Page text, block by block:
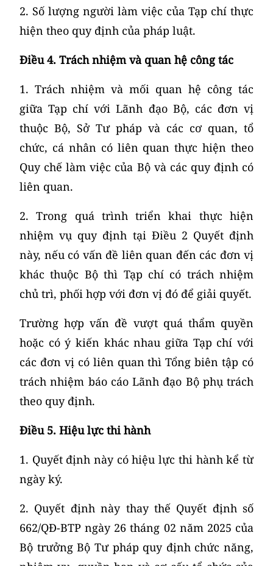
2. Số lượng người làm việc của Tạp chí thực
hiện theo quy định của pháp luật.
Điều 4. Trách nhiệm và quan hệ công tác
1. Trách nhiệm và mối quan hệ công tác
giữa Tạp chí với Lãnh đạo Bộ, các đơn vị
thuộc Bộ, Sở Tư pháp và các cơ quan, tổ
chức, cá nhân có liên quan thực hiện theo
Quy chế làm việc của Bộ và các quy định có
liên quan.
2. Trong quá trình triển khai thực hiện
nhiệm vụ quy định tại Điều 2 Quyết định
này, nếu có vấn đề liên quan đến các đơn vị
khác thuộc Bộ thì Tạp chí có trách nhiệm
chủ trì, phối hợp với đơn vị đó để giải quyết.
Trường hợp vấn đề vượt quá thẩm quyền
hoặc có ý kiến khác nhau giữa Tạp chí với
các đơn vị có liên quan thì Tổng biên tập có
trách nhiệm báo cáo Lãnh đạo Bộ phụ trách
theo quy định.
Điều 5. Hiệu lực thi hành
1. Quyết định này có hiệu lực thi hành kể từ
ngày ký.
2. Quyết định này thay thế Quyết định số
662/QĐ-BTP ngày 26 tháng 02 năm 2025 của
Bộ trưởng Bộ Tư pháp quy định chức năng,